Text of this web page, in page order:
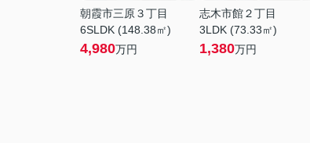
朝霞市三原３丁目
6SLDK (148.38㎡)
4,980万円
志木市館２丁目
3LDK (73.33㎡)
1,380万円